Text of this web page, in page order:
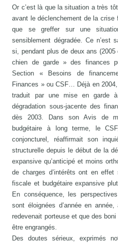
Or c’est là que la situation a très
avant le déclenchement de la crise
que se greffer sur une
sensiblement dégradée. Ce n’est
si, pendant plus de deux ans
chien de garde » des finances
Section « Besoins de
Finances » ou CSF… Déjà en
traduit par une mise en garde
dégradation sous-jacente des
dès 2003. Dans son Avis de
budgétaire à long terme, le
conjoncturel, réaffirmait son
structurelle depuis le début de la
expansive qu’anticipé et moins
de charges d’intérêts ont en
fiscale et budgétaire expansive
En conséquence, les
sont éloignées d’année en
redevenait porteuse et que des
être engrangés.
Des doutes sérieux, exprimés